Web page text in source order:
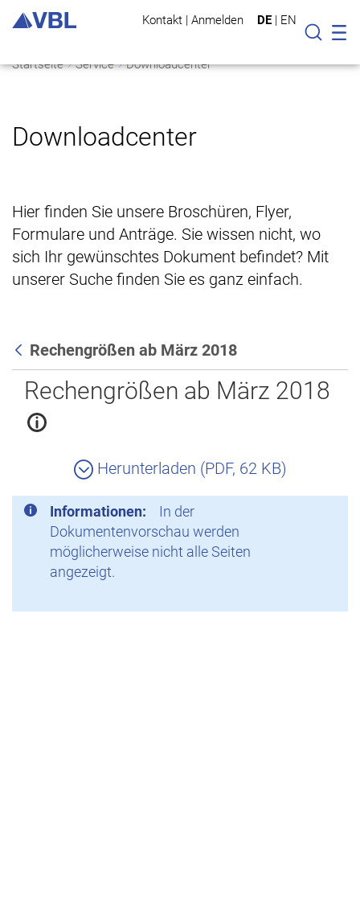
Kontakt | Anmelden DE | EN
Suche
Startseite Service Downloadcenter
Downloadcenter
Hier finden Sie unsere Broschüren, Flyer,
Formulare und Anträge. Sie wissen nicht, wo
sich Ihr gewünschtes Dokument befindet? Mit
unserer Suche finden Sie es ganz einfach.
Zurück
Rechengrößen ab März 2018
Rechengrößen ab März 2018
Herunterladen (PDF, 62 KB)
Informationen:
In der
Dokumentenvorschau werden
möglicherweise nicht alle Seiten
angezeigt.